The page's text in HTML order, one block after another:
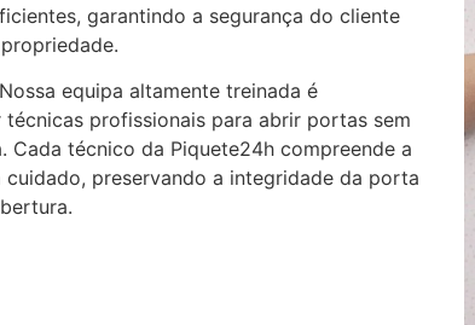
garantindo a segurança do cliente
Nossa equipa altamente treinada é
profissionais para abrir portas sem
Cada técnico da Piquete24h compreende a
preservando a integridade da porta